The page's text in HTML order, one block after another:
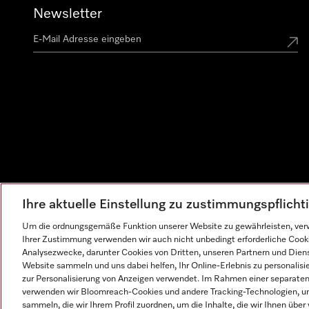
Newsletter
Ihre aktuelle Einstellung zu
Um die ordnungsgemäße Funktion unserer Website zu gewährleisten,
Ihrer Zustimmung verwenden wir auch nicht unbedingt erforderliche
Analysezwecke, darunter Cookies von Dritten, unseren Partnern und
Website sammeln und uns dabei helfen, Ihr Online-Erlebnis zu
zur Personalisierung von Anzeigen verwendet. Im Rahmen einer
verwenden wir Bloomreach-Cookies und andere Tracking-Technologien,
sammeln, die wir Ihrem Profil zuordnen, um die Inhalte, die wir Ihnen